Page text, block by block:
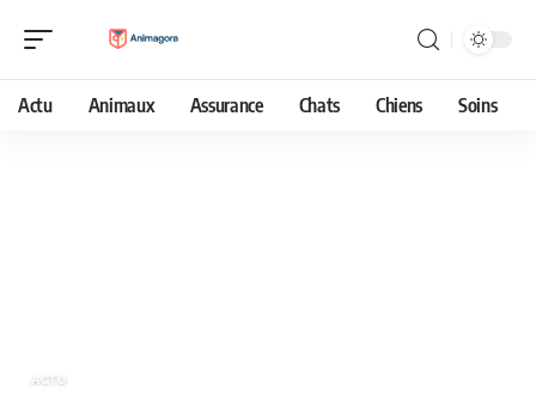
Actu Animaux Assurance Chats Chiens Soins
ACTU